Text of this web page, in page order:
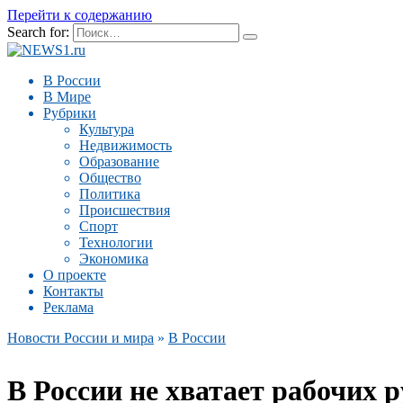
Перейти к содержанию
Search for:
В России
В Мире
Рубрики
Культура
Недвижимость
Образование
Общество
Политика
Происшествия
Спорт
Технологии
Экономика
О проекте
Контакты
Реклама
Новости России и мира » В России
В России не хватает рабочих